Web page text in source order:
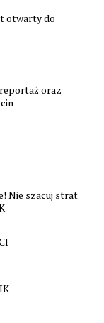
otwarty do
oraz
Nie szacuj strat